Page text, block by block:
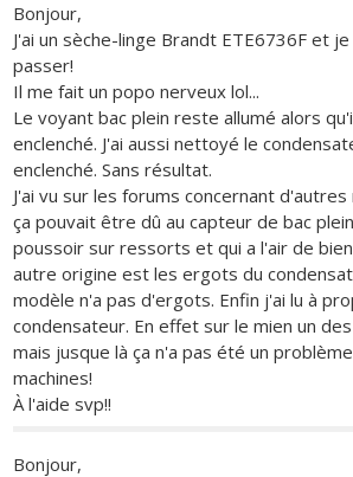
Bonjour,
J'ai un sèche-linge Brandt ETE6736F et
passer!
Il me fait un popo nerveux lol...
Le voyant bac plein reste allumé alors
enclenché. J'ai aussi nettoyé le
enclenché. Sans résultat.
J'ai vu sur les forums concernant
ça pouvait être dû au capteur de bac
poussoir sur ressorts et qui a l'air de
autre origine est les ergots du
modèle n'a pas d'ergots. Enfin j'ai lu à
condensateur. En effet sur le mien un
mais jusque là ça n'a pas été un
machines!
À l'aide svp!!
Bonjour,